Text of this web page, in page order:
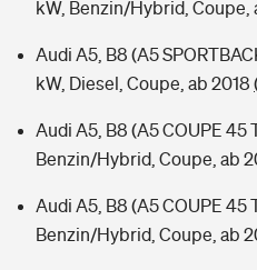
kW, Benzin/Hybrid, Coupe,
Audi A5, B8 (A5
kW, Diesel, Coupe, ab 2018
Audi A5, B8 (A5 COUPE 45
Benzin/Hybrid, Coupe, ab
Audi A5, B8 (A5 COUPE 45
Benzin/Hybrid, Coupe, ab